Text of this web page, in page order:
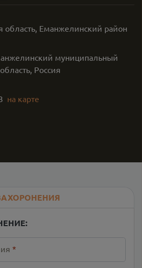
область, Еманжелинский район
муниципальный
Россия
на карте
*